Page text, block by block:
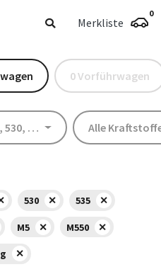
Merkliste
0
0Vorführwagen
530, 535 ,540, 545,550,M5,M550
Kraftstoff
Alle
530 535
M5 M550